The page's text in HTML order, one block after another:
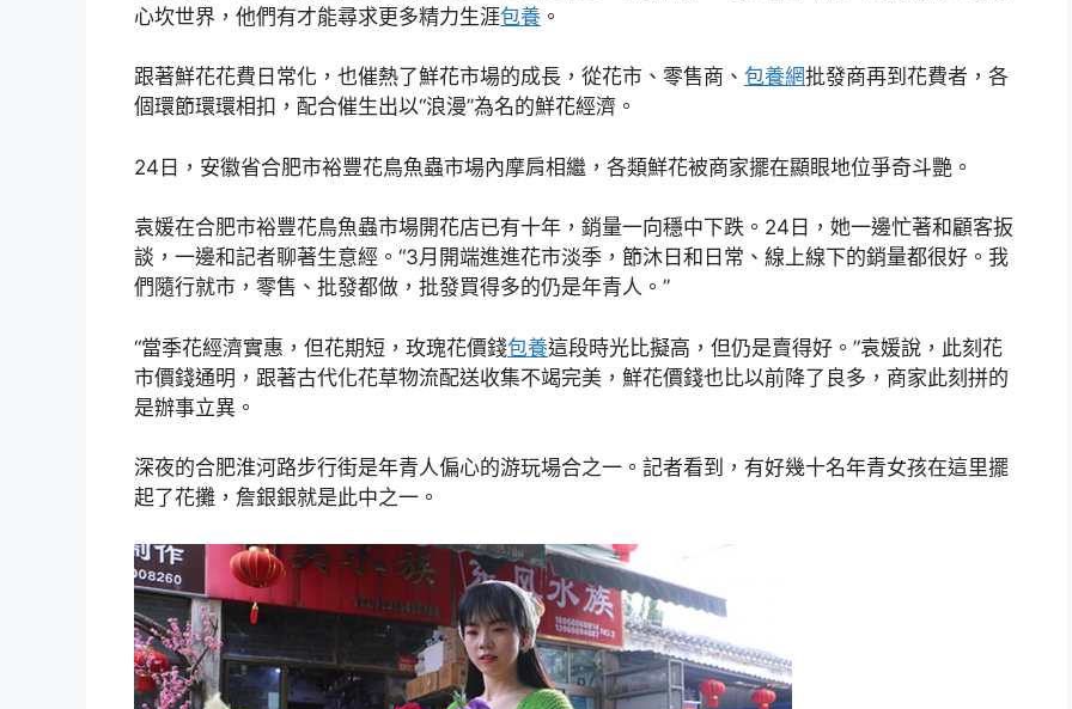
心坎世界，他們有才能尋求更多精力生涯包養 。
跟著鮮花花費日常化，也催熱了鮮花市場的成長，從花市、零售商、 包養網批發商再到花費者，各
個環節環環相扣，配合催生出以“浪漫”為名的鮮花經濟。
24日，安徽省合肥市裕豐花鳥魚蟲市場內摩肩相繼，各類鮮花被商家擺在顯眼地位爭奇斗艷。
袁媛在合肥市裕豐花鳥魚蟲市場開花店已有十年，銷量一向穩中下跌。24日，她一邊忙著和顧客扳
談，一邊和記者聊著生意經。“3月開端進進花市淡季，節沐日和日常、線上線下的銷量都很好。我
們隨行就市，零售、批發都做，批發買得多的仍是年青人。”
“當季花經濟實惠，但花期短，玫瑰花價錢包養這段時光比擬高，但仍是賣得好。”袁媛說，此刻花
市價錢通明，跟著古代化花草物流配送收集不竭完美，鮮花價錢也比以前降了良多，商家此刻拼的
是辦事立異。
深夜的合肥淮河路步行街是年青人偏心的游玩場合之一。記者看到，有好幾十名年青女孩在這里擺
起了花攤，詹銀銀就是此中之一。